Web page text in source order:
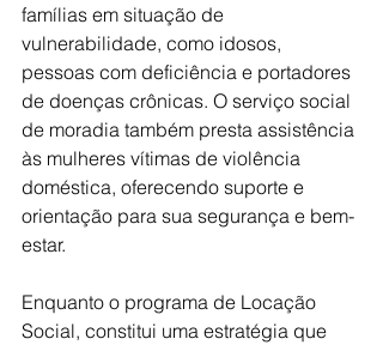
famílias em situação de
vulnerabilidade, como idosos,
pessoas com deficiência e portadores
de doenças crônicas. O serviço social
de moradia também presta assistência
às mulheres vítimas de violência
doméstica, oferecendo suporte e
orientação para sua segurança e bem-
estar.
Enquanto o programa de Locação
Social, constitui uma estratégia que